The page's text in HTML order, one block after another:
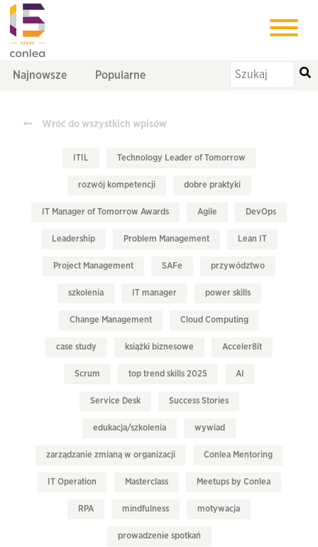
Najnowsze Popularne
Wróć do wszystkich wpisów
ITIL Technology Leader of Tomorrow
rozwój kompetencji dobre praktyki
IT Manager of Tomorrow Awards Agile DevOps
Leadership Problem Management Lean IT
Project Management SAFe przywództwo
szkolenia IT manager power skills
Change Management Cloud Computing
case study książki biznesowe Acceler8it
Scrum top trend skills 2025 AI
Service Desk Success Stories
edukacja/szkolenia wywiad
zarządzanie zmianą w organizacji Conlea Mentoring
IT Operation Masterclass Meetups by Conlea
RPA mindfulness motywacja
prowadzenie spotkań